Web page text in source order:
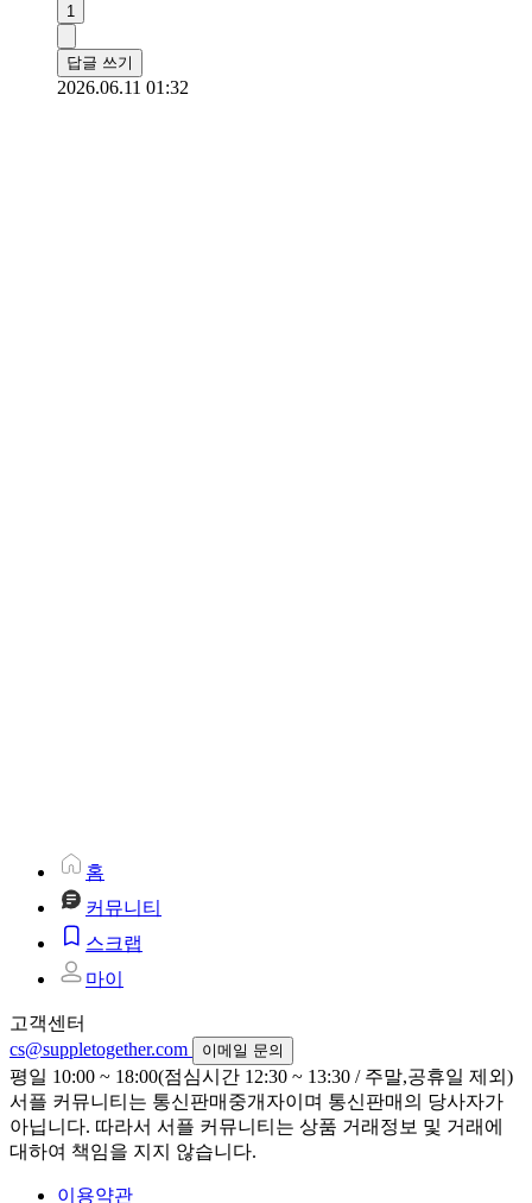
1
답글 쓰기
2026.06.11 01:32
홈
커뮤니티
스크랩
마이
고객센터
cs@suppletogether.com
이메일 문의
평일 10:00 ~ 18:00(점심시간 12:30 ~ 13:30 / 주말,공휴일 제외)
서플 커뮤니티는 통신판매중개자이며 통신판매의 당사자가
아닙니다. 따라서 서플 커뮤니티는 상품 거래정보 및 거래에
대하여 책임을 지지 않습니다.
이용약관